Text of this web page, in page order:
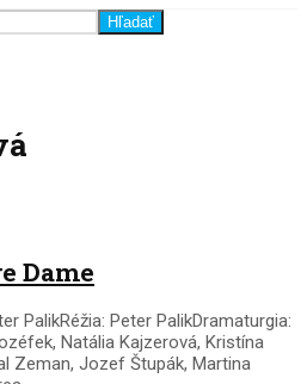
Hľadať
Dame
PalikRéžia: Peter PalikDramaturgia:
Natália Kajzerová, Kristína
Zeman, Jozef Štupák, Martina